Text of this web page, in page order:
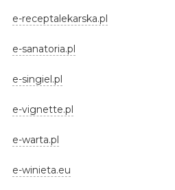
e-receptalekarska.pl
e-sanatoria.pl
e-singiel.pl
e-vignette.pl
e-warta.pl
e-winieta.eu